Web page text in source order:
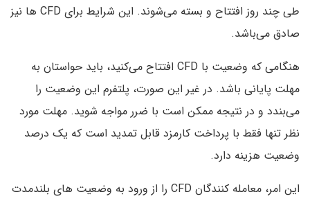
طی چند روز افتتاح و بسته می‌شوند. این شرایط برای CFD ها نیز
صادق می‌باشد.
هنگامی که وضعیت با CFD افتتاح می‌کنید، باید حواستان به
مهلت پایانی باشد. در غیر این صورت، پلتفرم این وضعیت را
می‌بندد و در نتیجه ممکن است با ضرر مواجه شوید. مهلت مورد
نظر تنها فقط با پرداخت کارمزد قابل تمدید است که یک درصد
وضعیت هزینه دارد.
این امر، معامله کنندگان CFD را از ورود به وضعیت های بلندمدت